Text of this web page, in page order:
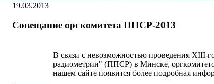
19.03.2013
Совещание оргкомитета ППСР-2013
В связи с невозможностью проведения
радиометрии" (ППСР) в Минске,
нашем сайте появится более подробная